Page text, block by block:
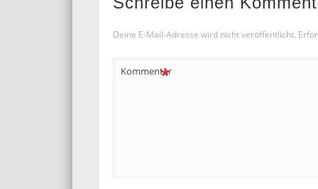
Deine E-Mail-Adresse wird nicht veröffentlicht.
Kommentar
*